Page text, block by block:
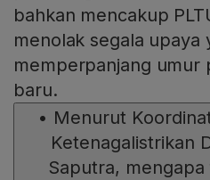
bahkan mencakup
menolak segala upaya
memperpanjang umur
baru.
• Menurut
Ketenagalistrikan
Saputra, mengapa